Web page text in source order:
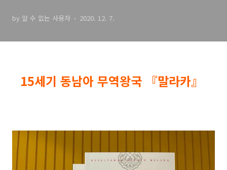
by 알 수 없는 사용자 2020. 12. 7.
15세기 동남아 무역왕국 『말라카』